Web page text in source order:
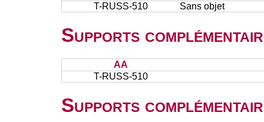
T-RUSS-510
Sans objet
Supports
AA
T-RUSS-510
Supports